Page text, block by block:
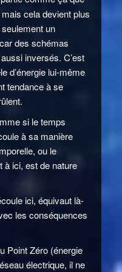
cela devient plus
un
des schémas
inversés. C’est
d’énergie lui-même
tendance à se
si le temps
à sa manière
ou le
à ici, est de nature
ici, équivaut là-
les conséquences
Point Zéro (énergie
électrique, il ne